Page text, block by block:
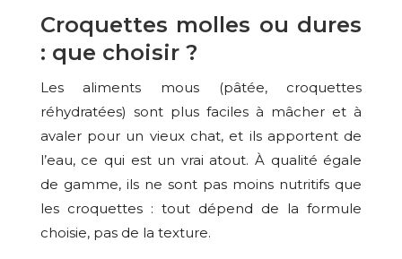
Croquettes molles ou dures
: que choisir ?
Les aliments mous (pâtée, croquettes
réhydratées) sont plus faciles à mâcher et à
avaler pour un vieux chat, et ils apportent de
l’eau, ce qui est un vrai atout. À qualité égale
de gamme, ils ne sont pas moins nutritifs que
les croquettes : tout dépend de la formule
choisie, pas de la texture.